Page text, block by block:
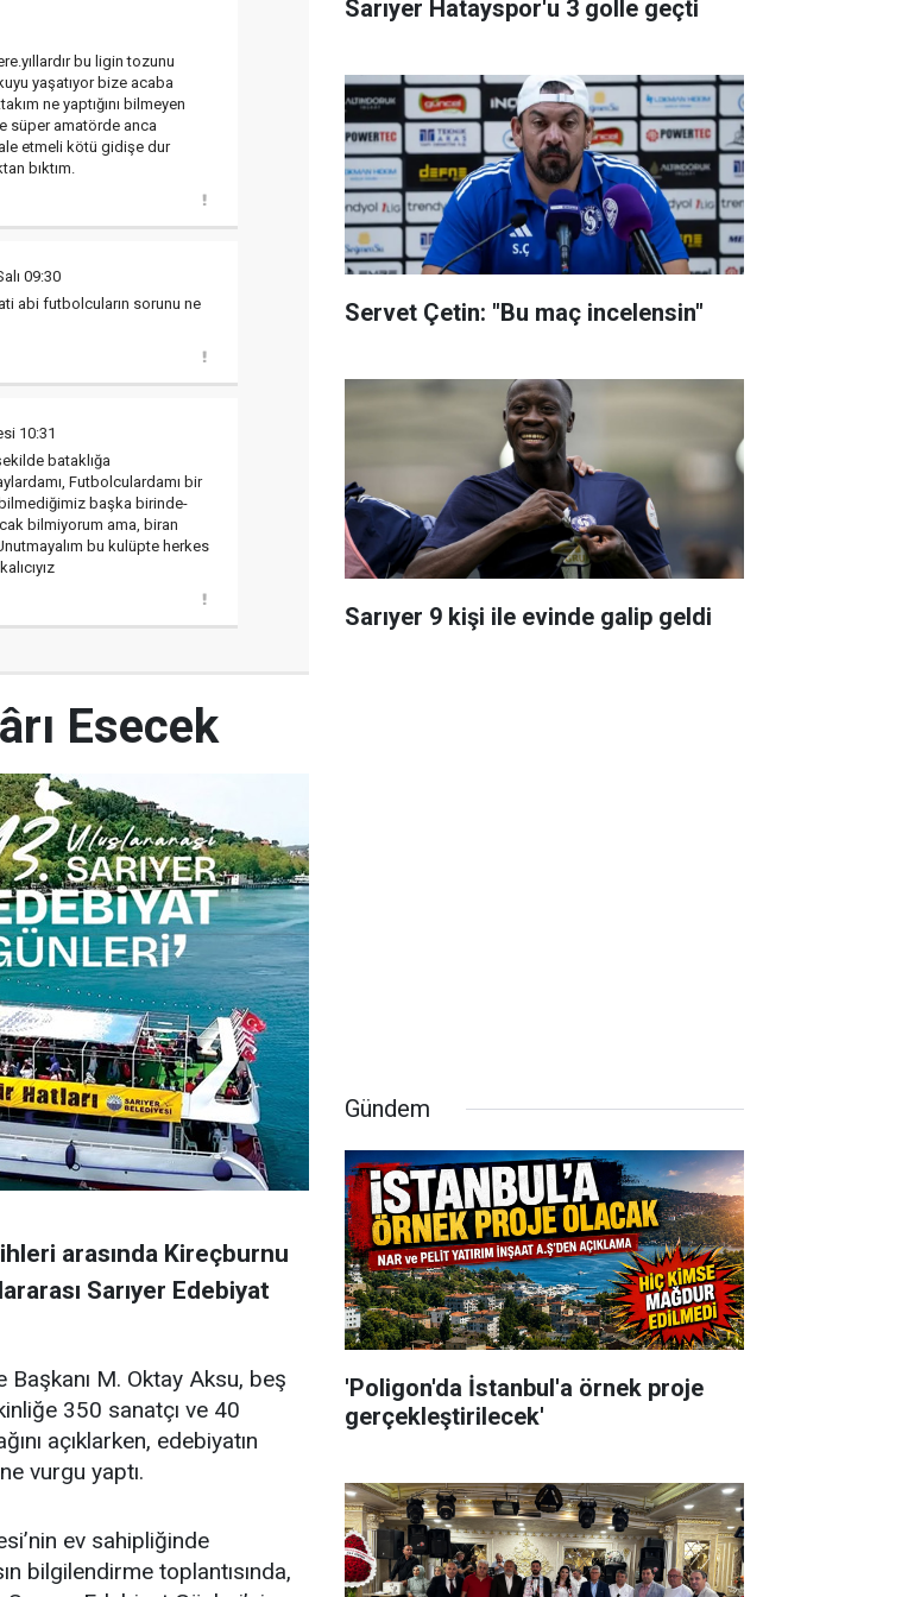
bu ligin tozunu
yaşatıyor bize acaba
ne yaptığını bilmeyen
süper amatörde anca
etmeli kötü gidişe dur
bıktım.
09:30
abi futbolcuların sorunu ne
10:31
bataklığa
Futbolculardamı bir
başka birinde-
bilmiyorum ama, biran
bu kulüpte herkes
Sarıyer Hatayspor'u 3 golle geçti
Servet Çetin: "Bu maç incelensin"
Sarıyer 9 kişi ile evinde galip geldi
Esecek
arasında Kireçburnu
Sarıyer Edebiyat
Başkanı M. Oktay Aksu, beş
350 sanatçı ve 40
açıklarken, edebiyatın
vurgu yaptı.
ev sahipliğinde
bilgilendirme toplantısında,
Gündem
'Poligon'da İstanbul'a örnek proje
gerçekleştirilecek'